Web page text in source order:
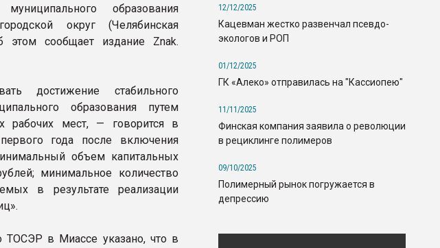
муниципального образования
округ (Челябинская
этом сообщает издание Znak.
достижение стабильного
образования путем
рабочих мест, — говорится в
года после включения
объем капитальных
минимальное количество
в результате реализации
ТОСЭР в Миассе указано, что в
12/12/2025
Кацевман жестко развенчал псевдо-
экологов и РОП
01/12/2025
ГК «Алеко» отправилась на "Кассиопею"
11/11/2025
Финская компания заявила о революции
в рециклинге полимеров
09/10/2025
Полимерный рынок погружается в
депрессию